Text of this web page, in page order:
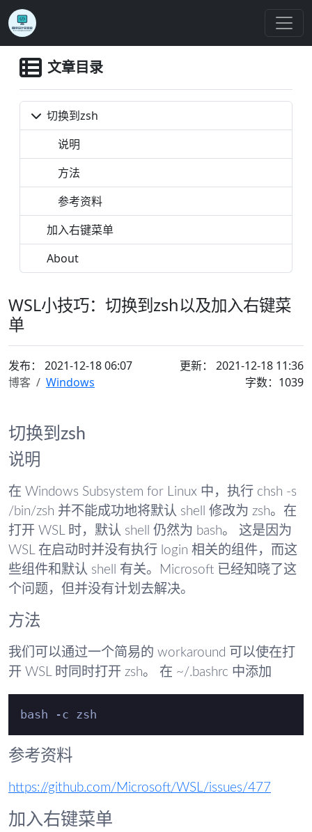
文章目录
切换到zsh
说明
方法
参考资料
加入右键菜单
About
WSL小技巧：切换到zsh以及加入右键菜
单
发布： 2021-12-18 06:07
更新： 2021-12-18 11:36
博客
Windows 字数：1039
切换到zsh
说明
在 Windows Subsystem for Linux 中，执行 chsh -s
/bin/zsh 并不能成功地将默认 shell 修改为 zsh。在
打开 WSL 时，默认 shell 仍然为 bash。 这是因为
WSL 在启动时并没有执行 login 相关的组件，而这
些组件和默认 shell 有关。Microsoft 已经知晓了这
个问题，但并没有计划去解决。
方法
我们可以通过一个简易的 workaround 可以使在打
开 WSL 时同时打开 zsh。 在 ~/.bashrc 中添加
参考资料
https://github.com/Microsoft/WSL/issues/477
加入右键菜单